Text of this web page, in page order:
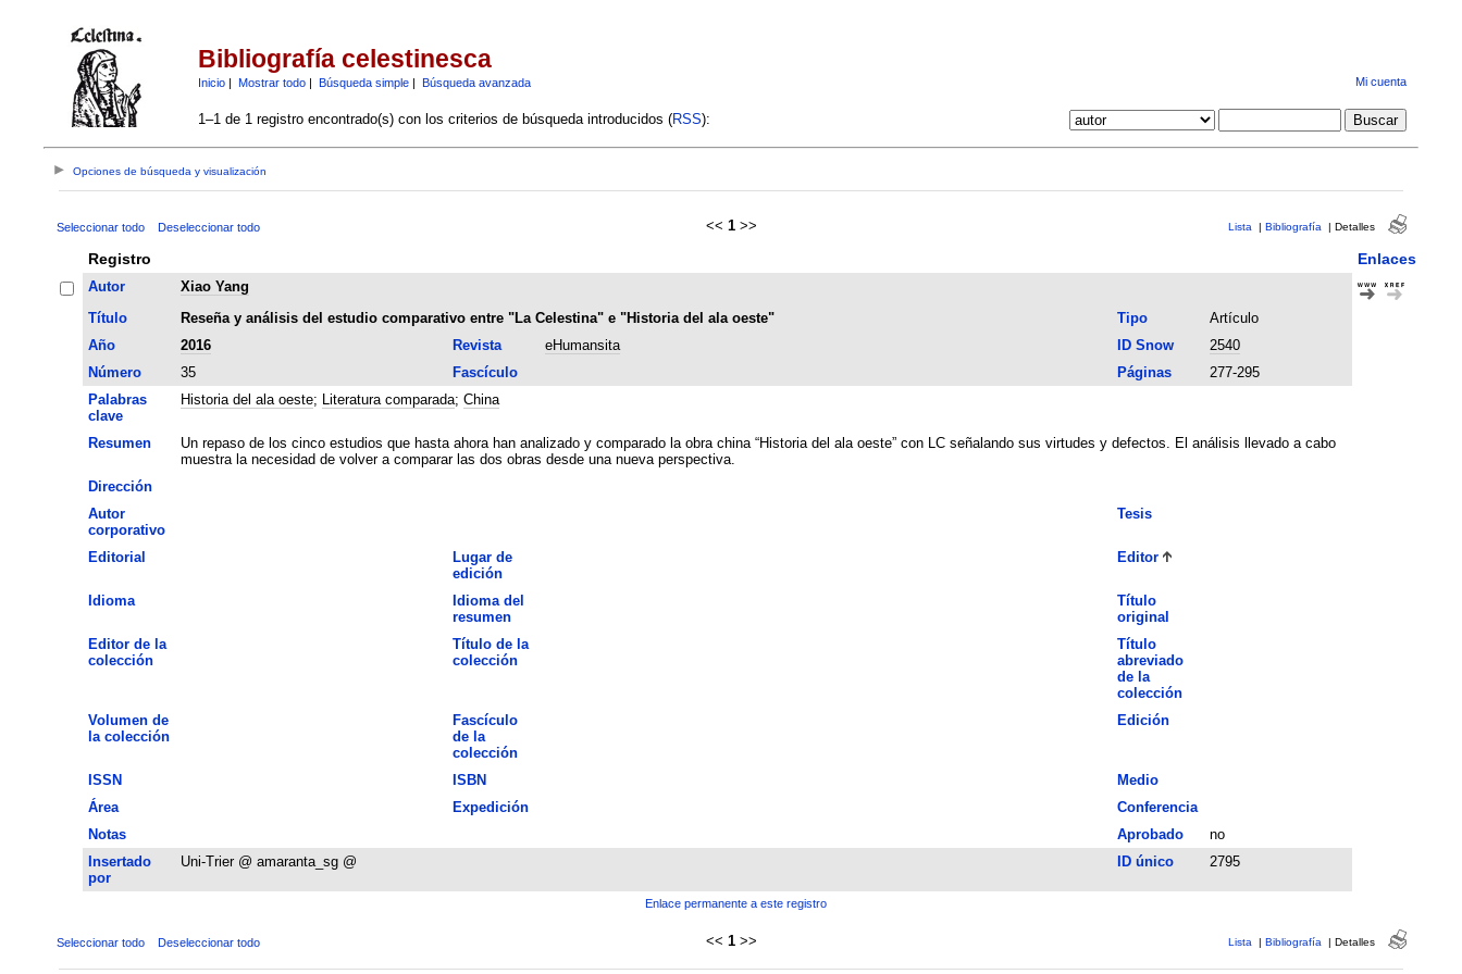
Bibliografía celestinesca
Inicio| Mostrar todo| Búsqueda simple| Búsqueda avanzada Mi cuenta
1–1 de 1 registro encontrado(s) con los criterios de búsqueda introducidos (RSS):
Opciones de búsqueda y visualización
Seleccionar todo Deseleccionar todo << 1 >> Lista | Bibliografía | Detalles
Registro Enlaces
Autor
Xiao Yang
Título
Reseña y análisis del estudio comparativo entre "La Celestina" e "Historia del ala oeste" Tipo
Artículo
Año
2016 Revista eHumansita ID Snow
2540
Número
35 Fascículo Páginas
277-295
Palabras
clave
Historia del ala oeste; Literatura comparada; China
Resumen
Un repaso de los cinco estudios que hasta ahora han analizado y comparado la obra china “Historia del ala oeste” con LC señalando sus virtudes y defectos. El análisis llevado a cabo
muestra la necesidad de volver a comparar las dos obras desde una nueva perspectiva.
Dirección
Autor
corporativo
Tesis
Editorial
Lugar de
edición
Editor
Idioma
Idioma del
resumen
Título
original
Editor de la
colección
Título de la
colección
Título
abreviado
de la
colección
Volumen de
la colección
Fascículo
de la
colección
Edición
ISSN ISBN
Medio
Área
Expedición
Conferencia
Notas
Aprobado
no
Insertado
por
Uni-Trier @ amaranta_sg @ ID único 2795
Enlace permanente a este registro
Seleccionar todo Deseleccionar todo << 1 >> Lista | Bibliografía | Detalles